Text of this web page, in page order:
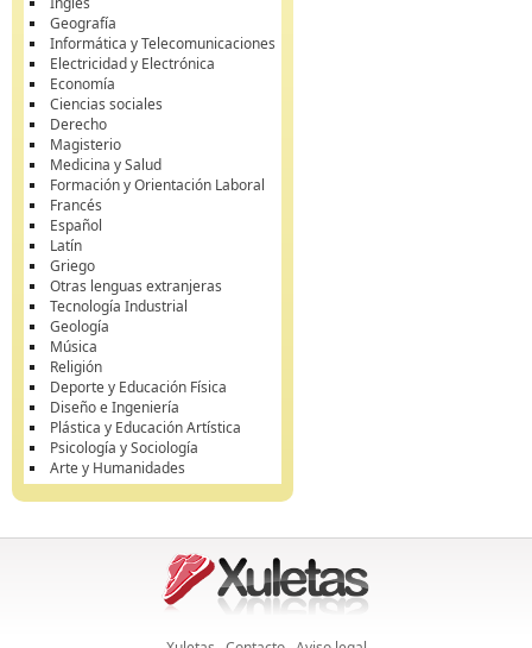
Geografía
Informática y Telecomunicaciones
Electricidad y Electrónica
Economía
Ciencias sociales
Derecho
Magisterio
Medicina y Salud
Formación y Orientación Laboral
Francés
Español
Latín
Griego
Otras lenguas extranjeras
Tecnología Industrial
Geología
Música
Religión
Deporte y Educación Física
Diseño e Ingeniería
Plástica y Educación Artística
Psicología y Sociología
Arte y Humanidades